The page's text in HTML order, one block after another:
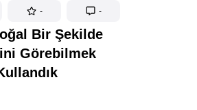
- -
Bir Şekilde
Görebilmek